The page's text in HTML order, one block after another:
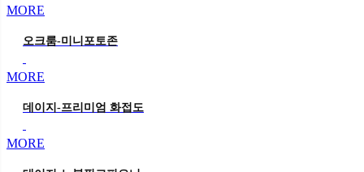
MORE
오크룸-미니포토존
MORE
데이지-프리미엄 화접도
MORE